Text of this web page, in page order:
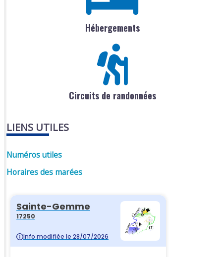
Hébergements
Circuits de randonnées
LIENS UTILES
Numéros utiles
Horaires des marées